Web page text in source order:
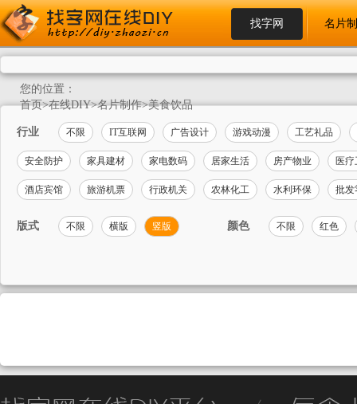
找字网 名片
您的位置：
首页>在线DIY>名片制作>美食饮品
行业 不限 IT互联网 广告设计 游戏动漫 工艺礼品
安全防护 家具建材 家电数码 居家生活 房产物业 医
酒店宾馆 旅游机票 行政机关 农林化工 水利环保 批发
版式 不限 横版 竖版 颜色 不限 红色